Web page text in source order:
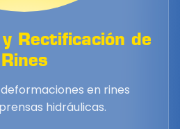
Rectificación de
Rines
en rines
hidráulicas.